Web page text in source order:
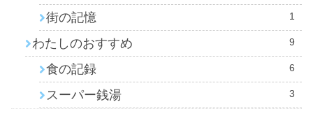
街の記憶 1
わたしのおすすめ 9
食の記録 6
スーパー銭湯 3